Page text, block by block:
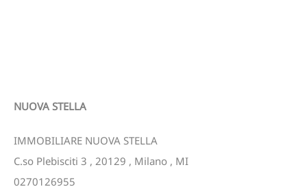
NUOVA STELLA
IMMOBILIARE NUOVA STELLA
C.so Plebisciti 3 , 20129 , Milano , MI
0270126955